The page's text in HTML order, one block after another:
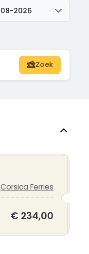
2026
Zoek
Corsica Ferries
€ 234,00